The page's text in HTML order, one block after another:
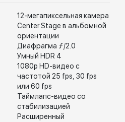
12-мегапиксельная камера
Center Stage в альбомной
ориентации
Диафрагма ƒ/2.0
Умный HDR 4
1080p HD-видео с
частотой 25 fps, 30 fps
или 60 fps
Таймлапс-видео со
стабилизацией
Расширенный